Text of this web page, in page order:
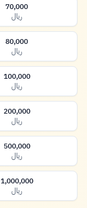
70,000
ريال
80,000
ريال
100,000
ريال
200,000
ريال
500,000
ريال
1,000,000
ريال